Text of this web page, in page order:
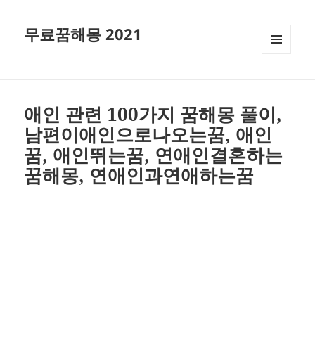
무료꿈해몽 2021
애인 관련 100가지 꿈해몽 풀이,
남편이애인으로나오는꿈, 애인
꿈, 애인뛰는꿈, 연애인결혼하는
꿈해몽, 연애인과연애하는꿈